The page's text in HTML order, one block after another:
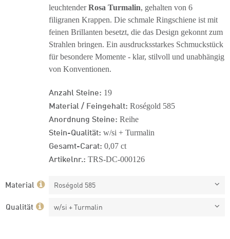
leuchtenderRosa Turmalin, gehalten von 6
filigranen Krappen. Die schmale Ringschiene ist mit
feinen Brillanten besetzt, die das Design gekonnt zum
Strahlen bringen. Ein ausdrucksstarkes Schmuckstück
für besondere Momente - klar, stilvoll und unabhängig
von Konventionen.
Anzahl Steine: 19
Material / Feingehalt: Roségold 585
Anordnung Steine: Reihe
Stein-Qualität: w/si + Turmalin
Gesamt-Carat: 0,07 ct
Artikelnr.: TRS-DC-000126
Material Roségold 585
Qualität w/si + Turmalin